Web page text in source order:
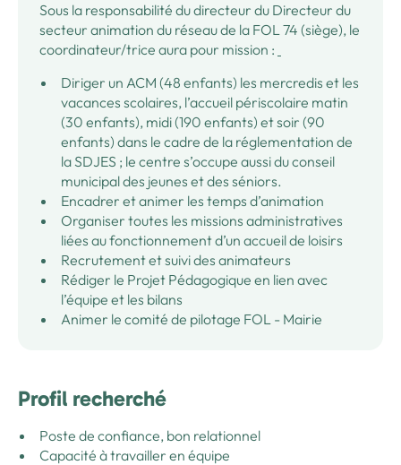
Sous la responsabilité du directeur du Directeur du
secteur animation du réseau de la FOL 74 (siège), le
coordinateur/trice aura pour mission :
Diriger un ACM (48 enfants) les mercredis et les
vacances scolaires, l’accueil périscolaire matin
(30 enfants), midi (190 enfants) et soir (90
enfants) dans le cadre de la réglementation de
la SDJES ; le centre s’occupe aussi du conseil
municipal des jeunes et des séniors.
Encadrer et animer les temps d’animation
Organiser toutes les missions administratives
liées au fonctionnement d’un accueil de loisirs
Recrutement et suivi des animateurs
Rédiger le Projet Pédagogique en lien avec
l’équipe et les bilans
Animer le comité de pilotage FOL - Mairie
Profil recherché
Poste de confiance, bon relationnel
Capacité à travailler en équipe